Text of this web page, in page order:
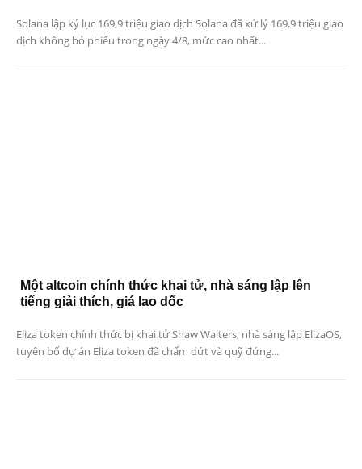
Solana lập kỷ lục 169,9 triệu giao dịch Solana đã xử lý 169,9 triệu giao
dịch không bỏ phiếu trong ngày 4/8, mức cao nhất...
Một altcoin chính thức khai tử, nhà sáng lập lên
tiếng giải thích, giá lao dốc
Eliza token chính thức bị khai tử Shaw Walters, nhà sáng lập ElizaOS,
tuyên bố dự án Eliza token đã chấm dứt và quỹ đứng...